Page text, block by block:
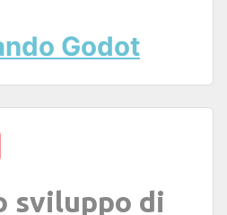
Godot
sviluppo di